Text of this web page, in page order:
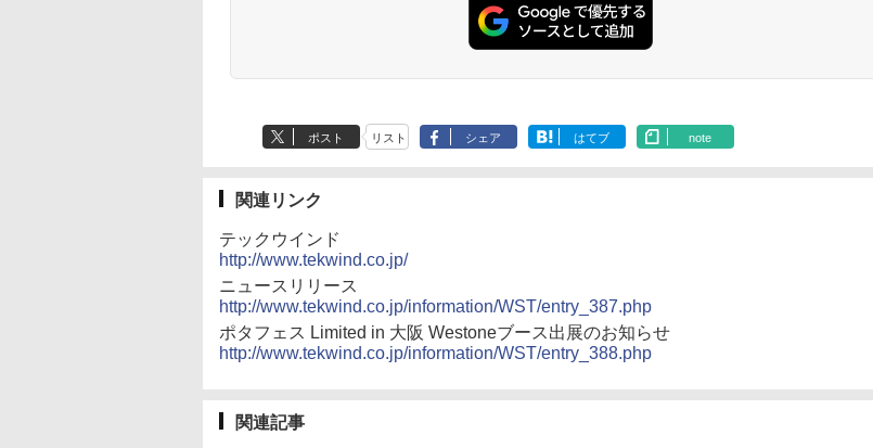
ポスト リスト シェア はてブ note
関連リンク
テックウインド
http://www.tekwind.co.jp/
ニュースリリース
http://www.tekwind.co.jp/information/WST/entry_387.php
ポタフェス Limited in 大阪 Westoneブース出展のお知らせ
http://www.tekwind.co.jp/information/WST/entry_388.php
関連記事